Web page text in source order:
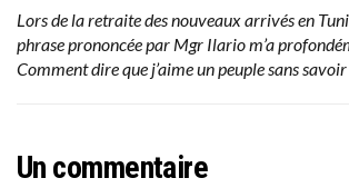
Lors de la retraite des nouveaux arrivés en
phrase prononcée par Mgr Ilario m’a
Comment dire que j’aime un peuple sans
Un commentaire